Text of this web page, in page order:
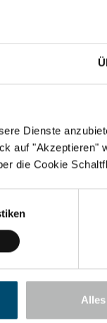
Dienste
auf "Akzeptieren"
die Cookie
Friedrich
Jahren stark
und
Verantwortung
halten und